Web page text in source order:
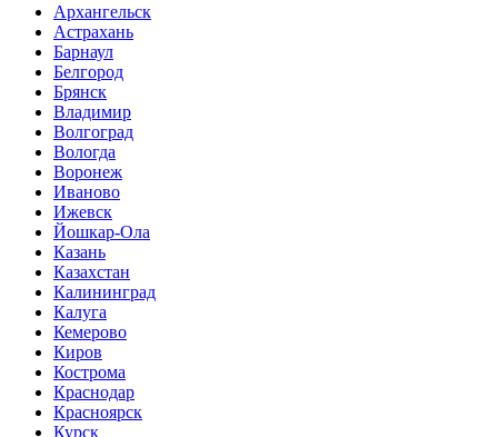
Архангельск
Астрахань
Барнаул
Белгород
Брянск
Владимир
Волгоград
Вологда
Воронеж
Иваново
Ижевск
Йошкар-Ола
Казань
Казахстан
Калининград
Калуга
Кемерово
Киров
Кострома
Краснодар
Красноярск
Курск